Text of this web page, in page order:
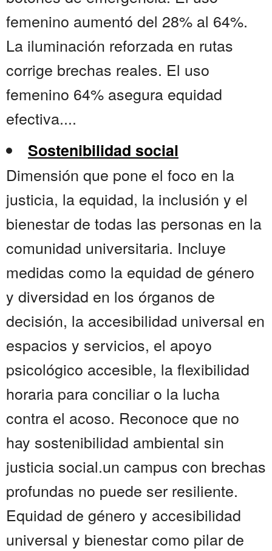
femenino aumentó del 28% al 64%.
La iluminación reforzada en rutas
corrige brechas reales. El uso
femenino 64% asegura equidad
efectiva....
Sostenibilidad social
Dimensión que pone el foco en la
justicia, la equidad, la inclusión y el
bienestar de todas las personas en la
comunidad universitaria. Incluye
medidas como la equidad de género
y diversidad en los órganos de
decisión, la accesibilidad universal en
espacios y servicios, el apoyo
psicológico accesible, la flexibilidad
horaria para conciliar o la lucha
contra el acoso. Reconoce que no
hay sostenibilidad ambiental sin
justicia social.un campus con brechas
profundas no puede ser resiliente.
Equidad de género y accesibilidad
universal y bienestar como pilar de